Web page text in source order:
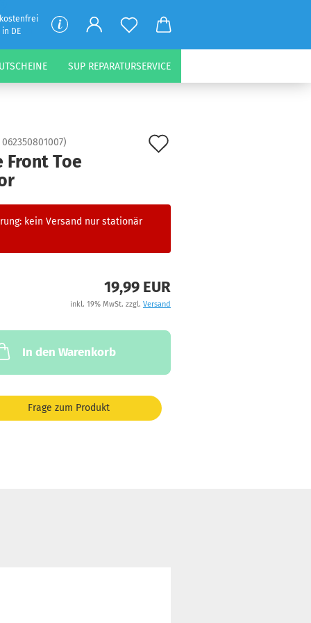
DE
SUP REPARATURSERVICE
062350801007)
Front Toe
kein Versand nur stationär
19,99 EUR
inkl. 19% MwSt. zzgl. Versand
In den Warenkorb
Frage zum Produkt